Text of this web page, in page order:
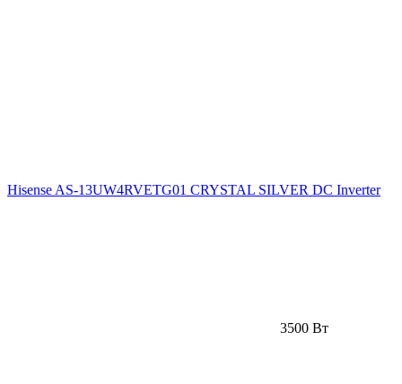
Hisense AS-13UW4RVETG01 CRYSTAL SILVER DC Inverter
3500 Вт